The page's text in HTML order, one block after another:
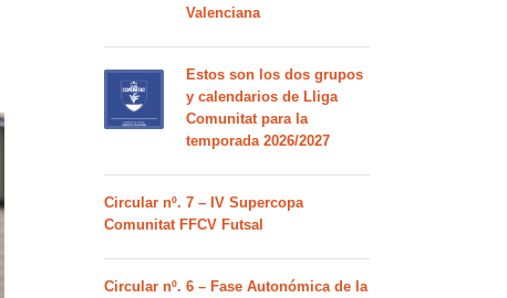
Valenciana
Estos son los dos grupos
y calendarios de Lliga
Comunitat para la
temporada 2026/2027
Circular nº. 7 – IV Supercopa
Comunitat FFCV Futsal
Circular nº. 6 – Fase Autonómica de la